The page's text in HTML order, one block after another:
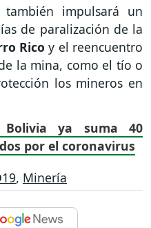
impulsará un
de paralización de la
Rico y el reencuentro
la mina, como el tío o
los mineros en
Bolivia ya suma 40
por el coronavirus
, Minería